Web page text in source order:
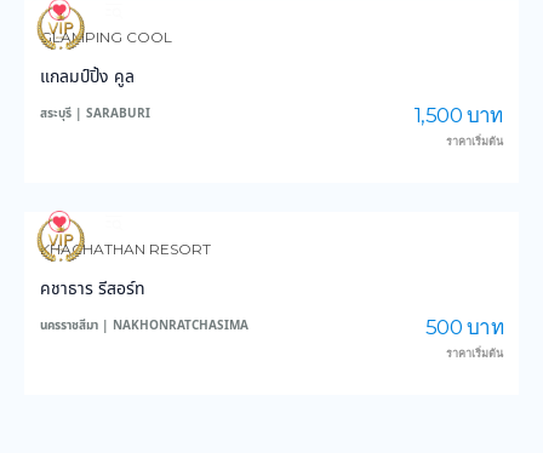
46
GLAMPING COOL
แกลมป์ปิ้ง คูล
สระบุรี | SARABURI 1,500 บาท
ราคาเริ่มต้น
70
KHACHATHAN RESORT
คชาธาร รีสอร์ท
นครราชสีมา | NAKHONRATCHASIMA 500 บาท
ราคาเริ่มต้น